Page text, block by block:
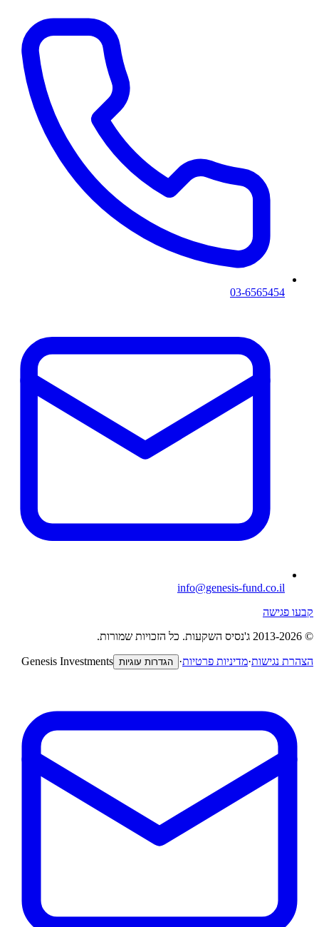
03-6565454
info@genesis-fund.co.il
קבעו פגישה
©
2013-2026 ג'נסיס השקעות. כל הזכויות שמורות.
הצהרת נגישות·מדיניות פרטיות· הגדרות עוגיות Genesis Investments